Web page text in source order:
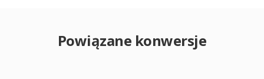
Powiązane konwersje